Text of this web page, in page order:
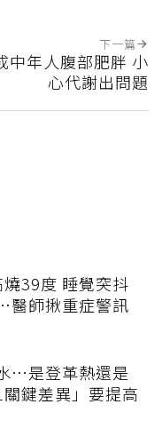
下一篇
中年人腹部肥胖 小
心代謝出問題
39度 睡覺突抖
醫師揪重症警訊
⋯是登革熱還是
鍵差異」要提高